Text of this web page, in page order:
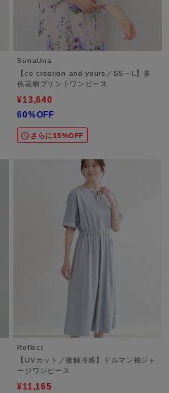
SunaUna
【co creation and yours／SS～L】多
色花柄プリントワンピース
¥13,640
60%OFF
さらに15%OFF
Reflect
【UVカット／接触冷感】ドルマン袖ジャ
ージワンピース
¥11,165